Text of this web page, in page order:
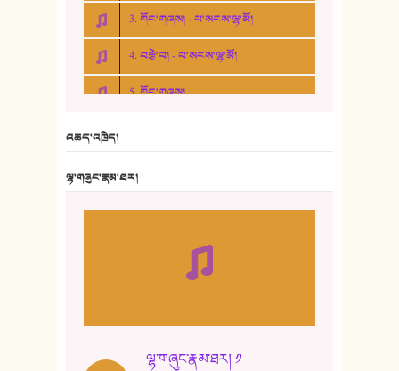
3. ཀོང་གཞས། - པ་སངས་ལྷ་མོ།
4. བརྩེ་བ། - པ་སངས་ལྷ་མོ།
5. ཀོང་གཞས།
10. ཆང་གཞས། ༣
འཆད་འཁྲིད།
ལྷ་གཞུང་རྣམ་ཐར།
ལྷ་གཞུང་རྣམ་ཐར། ༡